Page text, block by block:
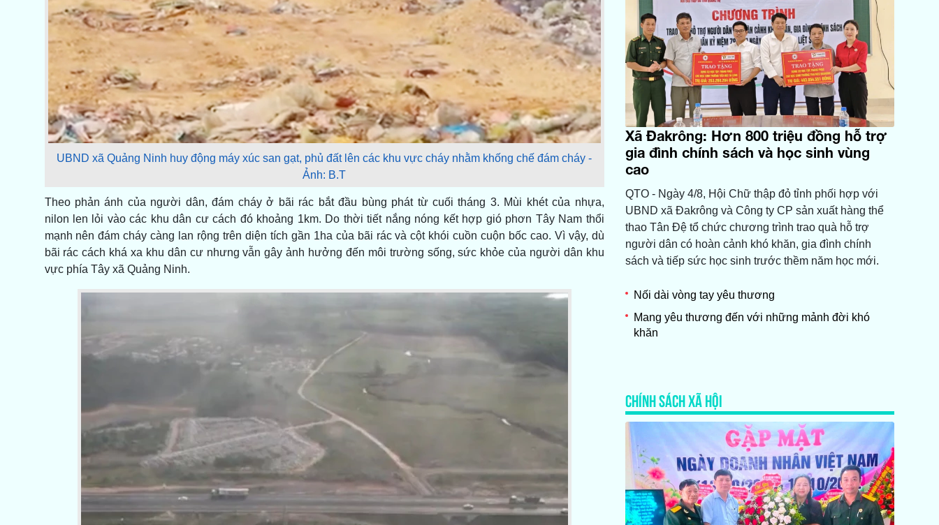
UBND xã Quảng Ninh huy động máy xúc san gạt, phủ đất lên các khu vực cháy nhằm khống chế đám cháy -
Ảnh: B.T
Theo phản ánh của người dân, đám cháy ở bãi rác bắt đầu bùng phát từ cuối tháng 3. Mùi khét của nhựa,
nilon len lỏi vào các khu dân cư cách đó khoảng 1km. Do thời tiết nắng nóng kết hợp gió phơn Tây Nam thổi
mạnh nên đám cháy càng lan rộng trên diện tích gần 1ha của bãi rác và cột khói cuồn cuộn bốc cao. Vì vậy, dù
bãi rác cách khá xa khu dân cư nhưng vẫn gây ảnh hưởng đến môi trường sống, sức khỏe của người dân khu
vực phía Tây xã Quảng Ninh.
Xã Đakrông: Hơn 800 triệu đồng hỗ trợ
gia đình chính sách và học sinh vùng
cao
QTO - Ngày 4/8, Hội Chữ thập đỏ tỉnh phối hợp với
UBND xã Đakrông và Công ty CP sản xuất hàng thể
thao Tân Đệ tổ chức chương trình trao quà hỗ trợ
người dân có hoàn cảnh khó khăn, gia đình chính
sách và tiếp sức học sinh trước thềm năm học mới.
Nối dài vòng tay yêu thương
Mang yêu thương đến với những mảnh đời khó
khăn
CHÍNH SÁCH XÃ HỘI